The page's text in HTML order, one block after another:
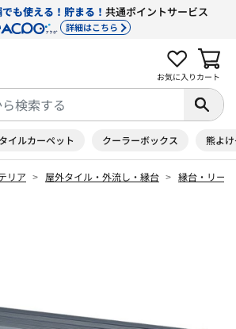
も使える！貯まる！ 共通ポイントサービス
詳細はこちら
お気に入り カート
タイルカーペット クーラーボックス 熊よ
リア 屋外タイル・外流し・縁台 縁台・リー